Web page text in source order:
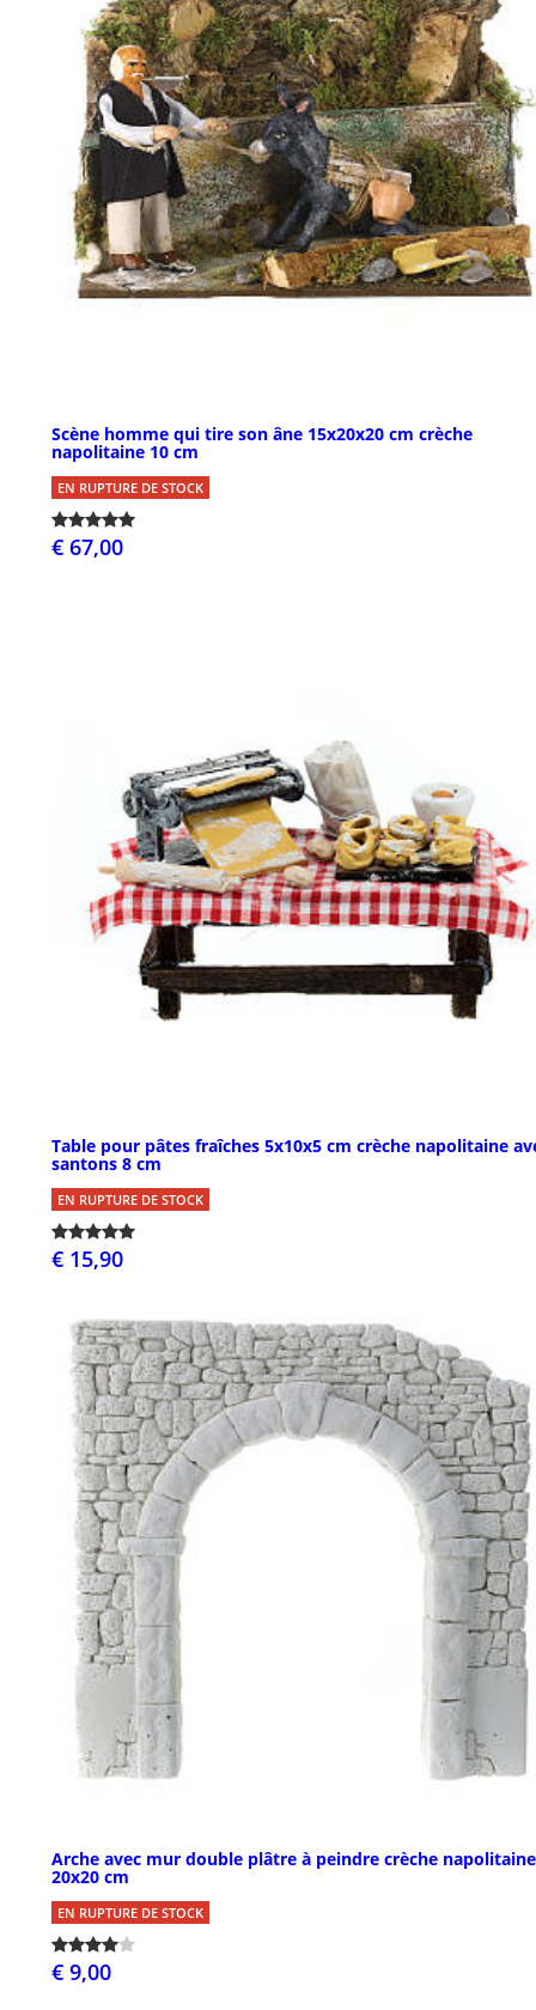
Scène homme qui tire son âne 15x20x20 cm crèche
napolitaine 10 cm
EN RUPTURE DE STOCK
€ 67,00
Table pour pâtes fraîches 5x10x5 cm crèche napolitaine
santons 8 cm
EN RUPTURE DE STOCK
€ 15,90
Arche avec mur double plâtre à peindre crèche napolitaine
20x20 cm
EN RUPTURE DE STOCK
€ 9,00